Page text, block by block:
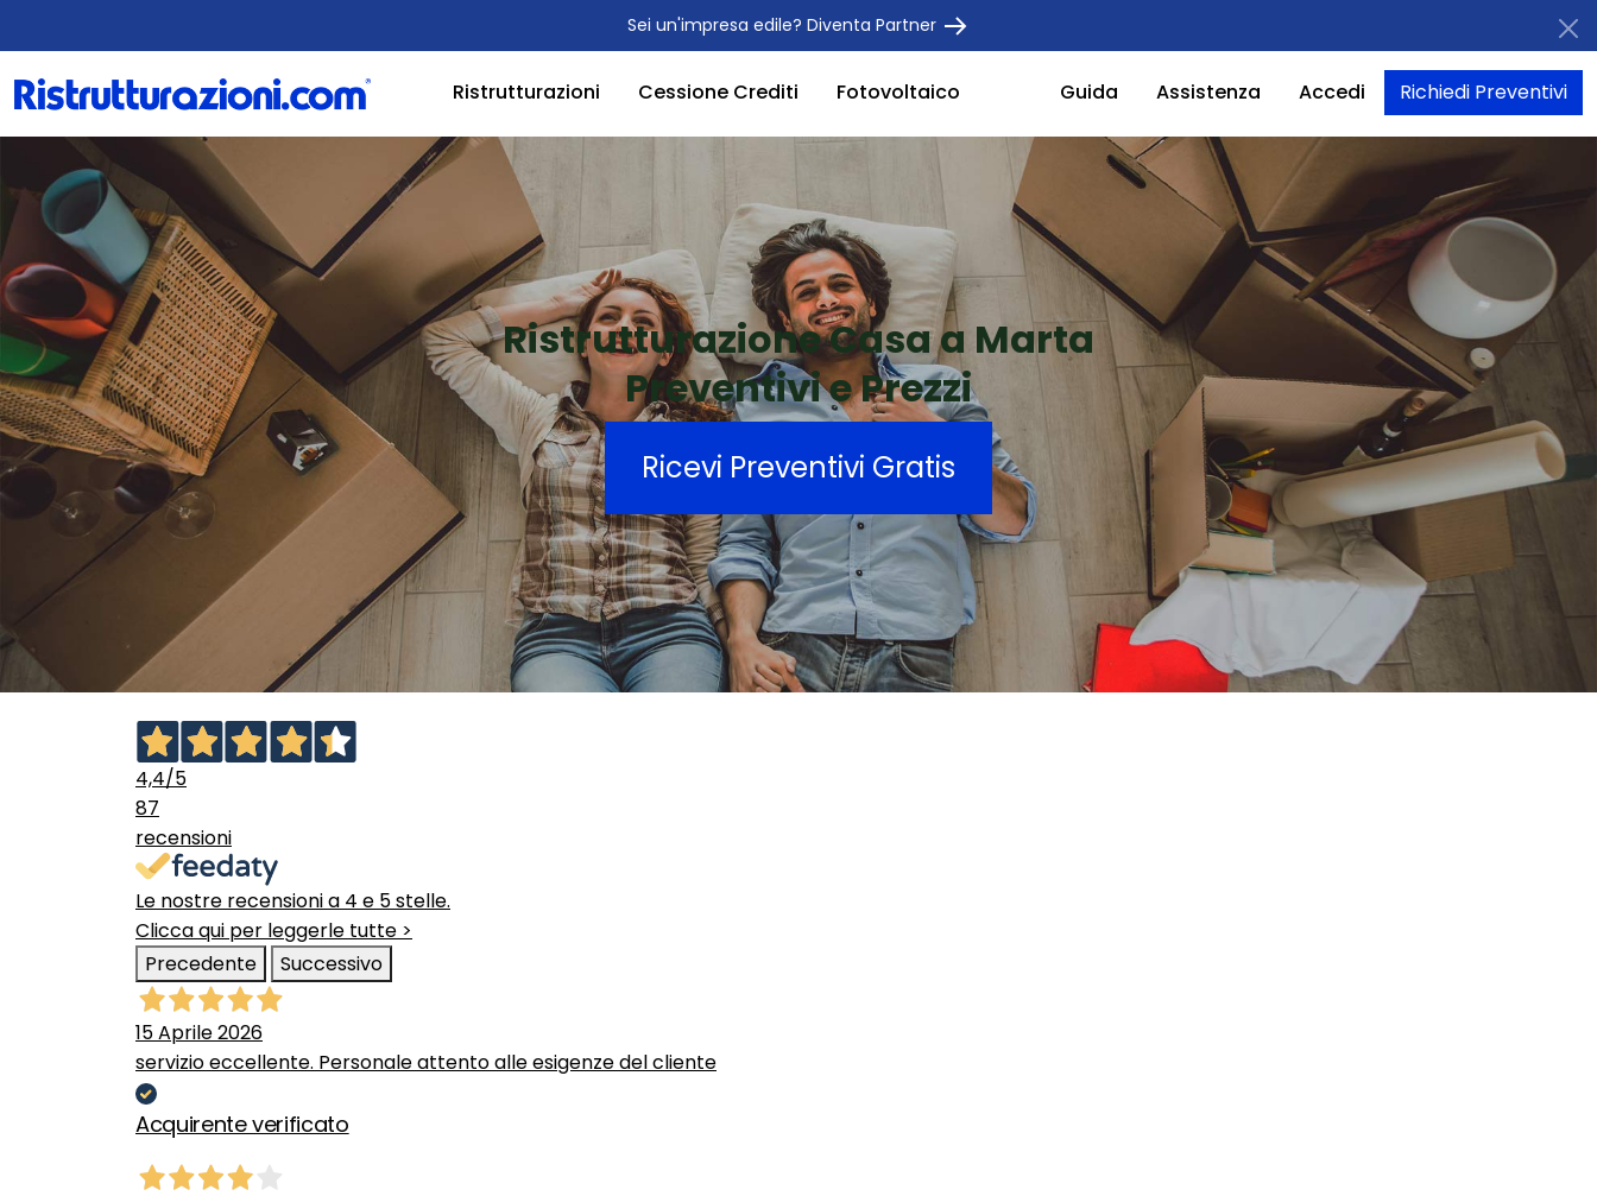
Sei un'impresa edile? Diventa Partner
Ristrutturazioni Cessione Crediti Fotovoltaico Guida Assistenza Accedi Richiedi Preventivi
Ristrutturazione Casa a Marta
Preventivi e Prezzi
Ricevi Preventivi Gratis
4,4/5
87
recensioni
Le nostre recensioni a 4 e 5 stelle.
Clicca qui per leggerle tutte >
Precedente
Successivo
15 Aprile 2026
servizio eccellente. Personale attento alle esigenze del cliente
Acquirente verificato